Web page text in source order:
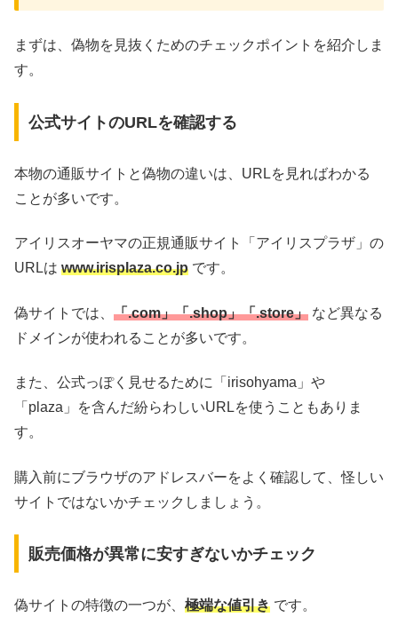
まずは、偽物を見抜くためのチェックポイントを紹介しま
す。
公式サイトのURLを確認する
本物の通販サイトと偽物の違いは、URLを見ればわかる
ことが多いです。
アイリスオーヤマの正規通販サイト「アイリスプラザ」の
URLは www.irisplaza.co.jp です。
偽サイトでは、 「.com」「.shop」「.store」 など異なる
ドメインが使われることが多いです。
また、公式っぽく見せるために「irisohyama」や
「plaza」を含んだ紛らわしいURLを使うこともありま
す。
購入前にブラウザのアドレスバーをよく確認して、怪しい
サイトではないかチェックしましょう。
販売価格が異常に安すぎないかチェック
偽サイトの特徴の一つが、 極端な値引き です。